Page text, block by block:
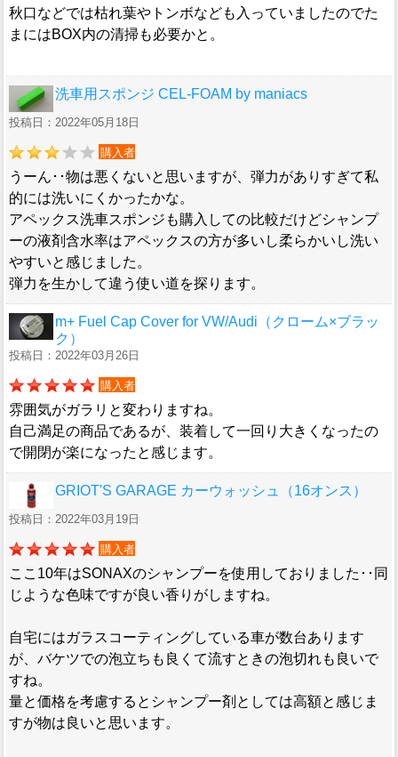
秋口などでは枯れ葉やトンボなども入っていましたのでた
まにはBOX内の清掃も必要かと。
洗車用スポンジ CEL-FOAM by maniacs
投稿日：2022年05月18日
購入者
うーん･･物は悪くないと思いますが、弾力がありすぎて私
的には洗いにくかったかな。
アペックス洗車スポンジも購入しての比較だけどシャンプ
ーの液剤含水率はアペックスの方が多いし柔らかいし洗い
やすいと感じました。
弾力を生かして違う使い道を探ります。
m+ Fuel Cap Cover for VW/Audi（クローム×ブラッ
ク）
投稿日：2022年03月26日
購入者
雰囲気がガラリと変わりますね。
自己満足の商品であるが、装着して一回り大きくなったの
で開閉が楽になったと感じます。
GRIOT'S GARAGE カーウォッシュ（16オンス）
投稿日：2022年03月19日
購入者
ここ10年はSONAXのシャンプーを使用しておりました･･同
じような色味ですが良い香りがしますね。
自宅にはガラスコーティングしている車が数台あります
が、バケツでの泡立ちも良くて流すときの泡切れも良いで
すね。
量と価格を考慮するとシャンプー剤としては高額と感じま
すが物は良いと思います。